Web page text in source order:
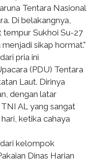
Tentara Nasional
Di belakangnya,
Sukhoi Su-27
sikap hormat."
pria ini
(PDU) Tentara
Laut. Dirinya
dengan latar
AL yang sangat
ketika cahaya
kelompok
Dinas Harian